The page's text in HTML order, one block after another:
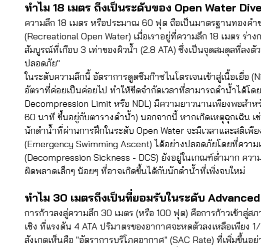
ทำไม 18 เมตร ถึงเป็นระดับของ Open Water
ความลึก 18 เมตร หรือประมาณ 60 ฟุต ถือเป็นมาตรฐานทองคำ
(Recreational Open Water) เมื่อเราอยู่ที่ความลึก 18 เมตร ร่า
สัมบูรณ์ที่เกือบ 3 เท่าของผิวน้ำ (2.8 ATA) ซึ่งเป็นจุดสมดุลที่ลงตั
ปลอดภัย"
ในระดับความลึกนี้ อัตราการดูดซึมก๊าซไนโตรเจนเข้าสู่เนื้อเยื่อ
อัตราที่ค่อยเป็นค่อยไป ทำให้ขีดจำกัดเวลาที่สามารถดำน้ำได้โด
Decompression Limit หรือ NDL) มีความยาวนานเพียงพอสำ
60 นาที ขึ้นอยู่กับตารางดำน้ำ) นอกจากนี้ หากเกิดเหตุฉุกเฉิน
นักดำน้ำที่ผ่านการฝึกในระดับ Open Water จะมีเวลาและสติเพี
(Emergency Swimming Ascent) ได้อย่างปลอดภัยโดยที่ควา
(Decompression Sickness - DCS) ยังอยู่ในเกณฑ์ต่ำมาก คว
ผิดพลาดเล็กๆ น้อยๆ ที่อาจเกิดขึ้นได้กับนักดำน้ำที่เพิ่งจบใหม่
ทำไม 30 เมตรถึงเป็นที่ยอมรับในระดับ
การก้าวลงสู่ความลึก 30 เมตร (หรือ 100 ฟุต) คือการก้าวเข้าสู่
เชิง ที่แรงดัน 4 ATA ปริมาตรของอากาศจะหดตัวลงเหลือเพียง
สังเกตเห็นคือ "อัตราการบริโภคอากาศ" (SAC Rate) ที่เพิ่มขึ้นอย่